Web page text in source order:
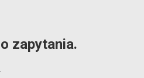
zapytania.